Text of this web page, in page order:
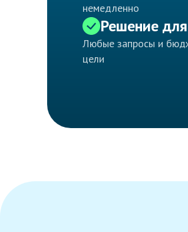
немедленно
Решение
Любые запросы и
цели